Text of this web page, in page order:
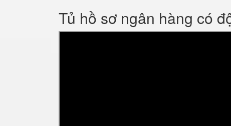
Tủ hồ sơ ngân hàng có